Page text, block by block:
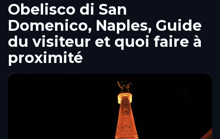
Obelisco di San
Domenico, Naples, Guide
du visiteur et quoi faire à
proximité